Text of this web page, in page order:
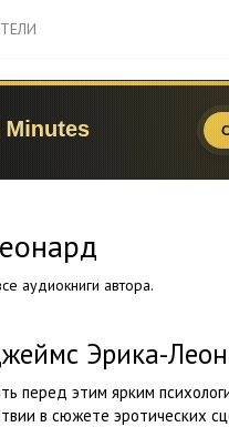
аудиокниги автора.
Эрика-
перед этим ярким
в сюжете эротических